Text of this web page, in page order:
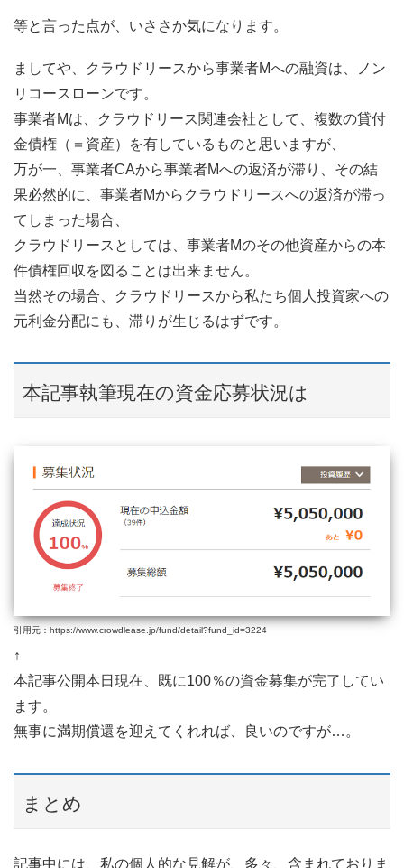
等と言った点が、いささか気になります。
ましてや、クラウドリースから事業者Mへの融資は、ノン
リコースローンです。
事業者Mは、クラウドリース関連会社として、複数の貸付
金債権（＝資産）を有しているものと思いますが、
万が一、事業者CAから事業者Mへの返済が滞り、その結
果必然的に、事業者Mからクラウドリースへの返済が滞っ
てしまった場合、
クラウドリースとしては、事業者Mのその他資産からの本
件債権回収を図ることは出来ません。
当然その場合、クラウドリースから私たち個人投資家への
元利金分配にも、滞りが生じるはずです。
本記事執筆現在の資金応募状況は
引用元：https://www.crowdlease.jp/fund/detail?fund_id=3224
↑
本記事公開本日現在、既に100％の資金募集が完了してい
ます。
無事に満期償還を迎えてくれれば、良いのですが…。
まとめ
記事中には、私の個人的な見解が、多々、含まれておりま